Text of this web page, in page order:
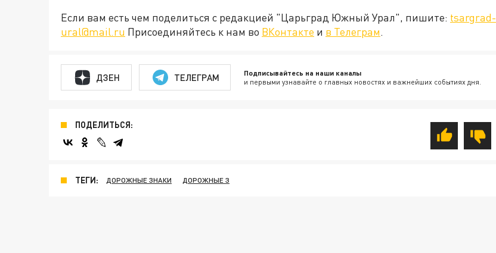
Если вам есть чем поделиться с редакцией "Царьград Южный Урал", пишите: tsargrad-
ural@mail.ru Присоединяйтесь к нам во ВКонтакте и в Телеграм.
ДЗЕН ТЕЛЕГРАМ Подписывайтесь на наши каналы
и первыми узнавайте о главных новостях и важнейших событиях дня.
ПОДЕЛИТЬСЯ:
ТЕГИ: ДОРОЖНЫЕ ЗНАКИ ДОРОЖНЫЕ З